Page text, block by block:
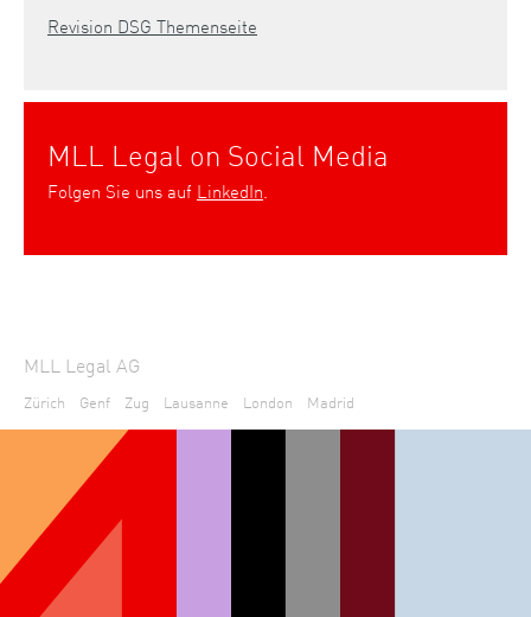
Revision DSG Themenseite
MLL Legal on Social Media
Folgen Sie uns auf LinkedIn.
MLL Legal AG
Zürich Genf Zug Lausanne London Madrid